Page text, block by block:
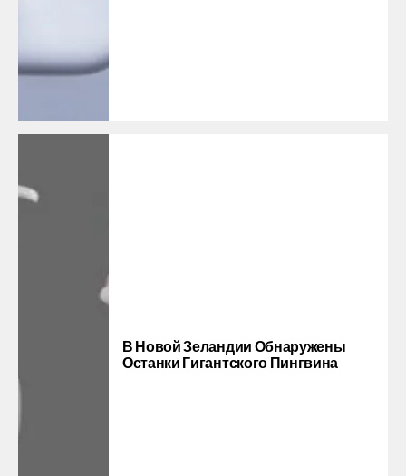
В Новой Зеландии Обнаружены
Останки Гигантского Пингвина